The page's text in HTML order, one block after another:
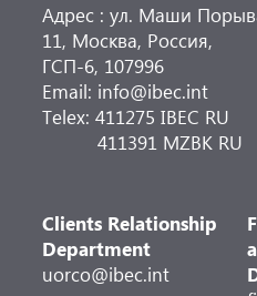
Адрес : ул. Маши
11, Москва, Россия,
ГСП-6, 107996
Email: info@ibec.int
Telex: 411275 IBEC RU
411391 MZBK RU
Clients Relationship
Department
uorco@ibec.int